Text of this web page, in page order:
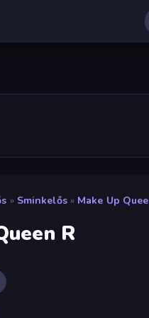
» Sminkelős » Make Up
R